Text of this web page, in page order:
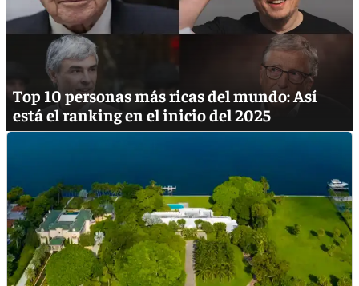
Top 10 personas más ricas del mundo: Así
está el ranking en el inicio del 2025